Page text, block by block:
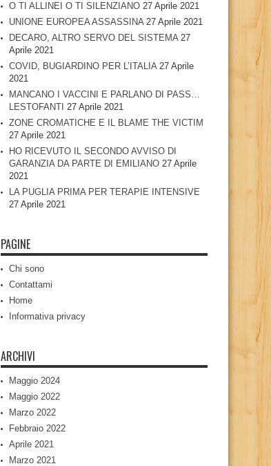
O TI ALLINEI O TI SILENZIANO 27 Aprile 2021
UNIONE EUROPEA ASSASSINA 27 Aprile 2021
DECARO, ALTRO SERVO DEL SISTEMA 27
Aprile 2021
COVID, BUGIARDINO PER L’ITALIA 27 Aprile
2021
MANCANO I VACCINI E PARLANO DI PASS…
LESTOFANTI 27 Aprile 2021
ZONE CROMATICHE E IL BLAME THE VICTIM
27 Aprile 2021
HO RICEVUTO IL SECONDO AVVISO DI
GARANZIA DA PARTE DI EMILIANO 27 Aprile
2021
LA PUGLIA PRIMA PER TERAPIE INTENSIVE
27 Aprile 2021
PAGINE
Chi sono
Contattami
Home
Informativa privacy
ARCHIVI
Maggio 2024
Maggio 2022
Marzo 2022
Febbraio 2022
Aprile 2021
Marzo 2021